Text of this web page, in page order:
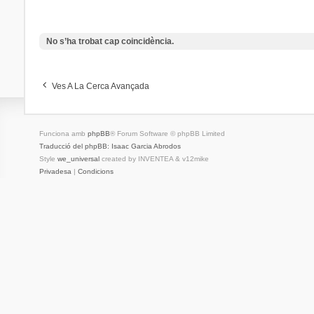
No s’ha trobat cap coincidència.
Ves A La Cerca Avançada
Funciona amb phpBB® Forum Software © phpBB Limited
Traducció del phpBB: Isaac Garcia Abrodos
Style we_universalcreated by INVENTEA & v12mike
Privadesa | Condicions